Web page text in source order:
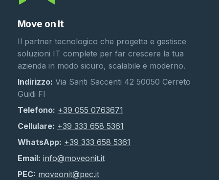
Move on It
Il partner tecnologico che progetta e gestisce
soluzioni IT complete per far crescere la tua
azienda in modo sicuro, scalabile e moderno.
Indirizzo: Via Santi Saccenti 42 50050 Cerreto
Guidi FI
Telefono: +39 055 0763671
Cellulare: +39 333 658 5361
WhatsApp: +39 333 658 5361
Email: info@moveonit.it
PEC: moveonit@pec.it